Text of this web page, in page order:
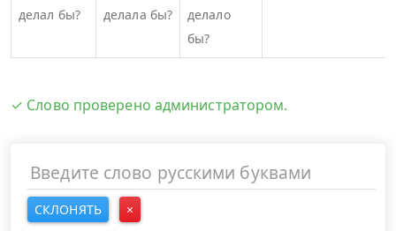
делал бы?
делала бы?
делало
бы?
✓ Слово проверено администратором.
СКЛОНЯТЬ
×